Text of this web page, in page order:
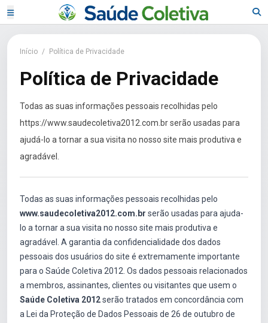
Início / Política de Privacidade
Política de Privacidade
Todas as suas informações pessoais recolhidas pelo
https://www.saudecoletiva2012.com.br serão usadas para
ajudá-lo a tornar a sua visita no nosso site mais produtiva e
agradável.
Todas as suas informações pessoais recolhidas pelo
www.saudecoletiva2012.com.br serão usadas para ajuda-
lo a tornar a sua visita no nosso site mais produtiva e
agradável. A garantia da confidencialidade dos dados
pessoais dos usuários do site é extremamente importante
para o Saúde Coletiva 2012. Os dados pessoais relacionados
a membros, assinantes, clientes ou visitantes que usem o
Saúde Coletiva 2012serão tratados em concordância com
a Lei da Proteção de Dados Pessoais de 26 de outubro de